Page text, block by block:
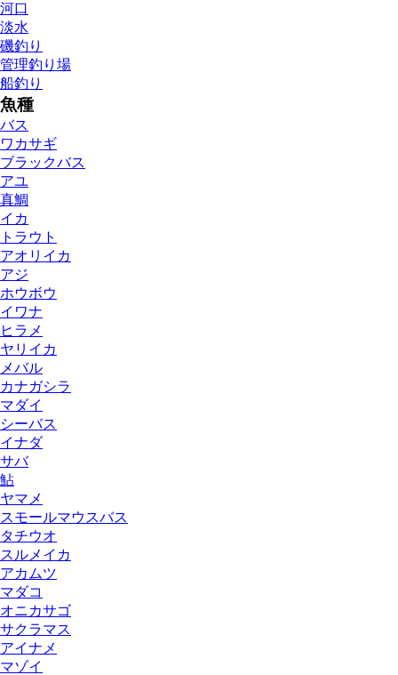
河口
淡水
磯釣り
管理釣り場
船釣り
魚種
バス
ワカサギ
ブラックバス
アユ
真鯛
イカ
トラウト
アオリイカ
アジ
ホウボウ
イワナ
ヒラメ
ヤリイカ
メバル
カナガシラ
マダイ
シーバス
イナダ
サバ
鮎
ヤマメ
スモールマウスバス
タチウオ
スルメイカ
アカムツ
マダコ
オニカサゴ
サクラマス
アイナメ
マゾイ